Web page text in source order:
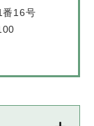
番16号